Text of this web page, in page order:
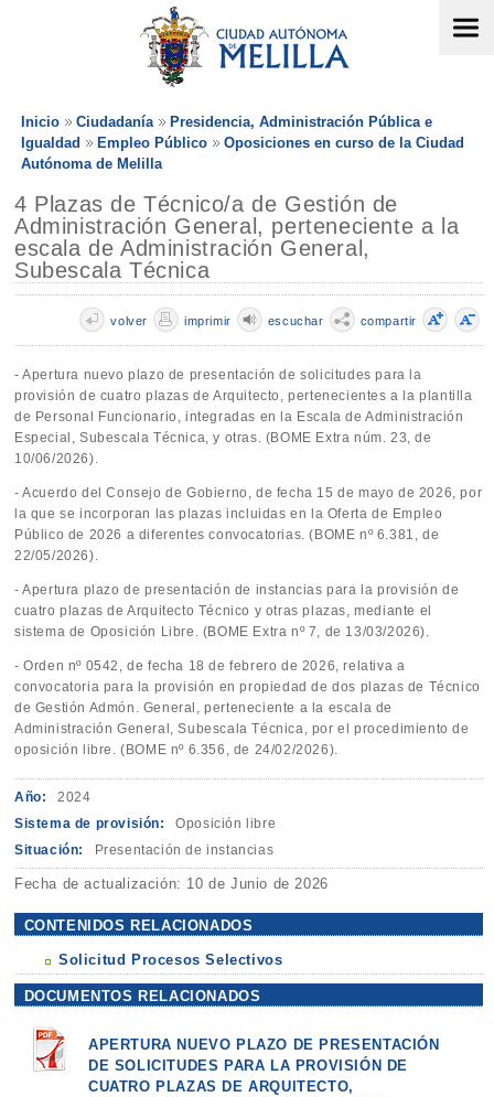
Inicio Ciudadanía
Presidencia, Administración Pública e
Igualdad
Empleo Público
Oposiciones en curso de la Ciudad
Autónoma de Melilla
4 Plazas de Técnico/a de Gestión de
Administración General, perteneciente a la
escala de Administración General,
Subescala Técnica
compartir
escuchar
imprimir
volver
- Apertura nuevo plazo de presentación de solicitudes para la
provisión de cuatro plazas de Arquitecto, pertenecientes a la plantilla
de Personal Funcionario, integradas en la Escala de Administración
Especial, Subescala Técnica, y otras. (BOME Extra núm. 23, de
10/06/2026).
- Acuerdo del Consejo de Gobierno, de fecha 15 de mayo de 2026, por
la que se incorporan las plazas incluidas en la Oferta de Empleo
Público de 2026 a diferentes convocatorias. (BOME nº 6.381, de
22/05/2026).
- Apertura plazo de presentación de instancias para la provisión de
cuatro plazas de Arquitecto Técnico y otras plazas, mediante el
sistema de Oposición Libre. (BOME Extra nº 7, de 13/03/2026).
- Orden nº 0542, de fecha 18 de febrero de 2026, relativa a
convocatoria para la provisión en propiedad de dos plazas de Técnico
de Gestión Admón. General, perteneciente a la escala de
Administración General, Subescala Técnica, por el procedimiento de
oposición libre. (BOME nº 6.356, de 24/02/2026).
Año:
2024
Sistema de provisión:
Oposición libre
Situación:
Presentación de instancias
Fecha de actualización: 10 de Junio de 2026
CONTENIDOS RELACIONADOS
Solicitud Procesos Selectivos
DOCUMENTOS RELACIONADOS
APERTURA NUEVO PLAZO DE PRESENTACIÓN
DE SOLICITUDES PARA LA PROVISIÓN DE
CUATRO PLAZAS DE ARQUITECTO,